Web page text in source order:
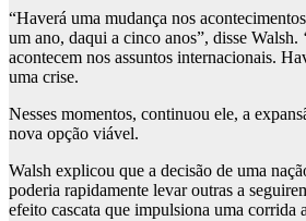
“Haverá uma mudança nos
um ano, daqui a cinco anos”, disse Walsh.
acontecem nos assuntos internacionais.
uma crise.
Nesses momentos, continuou ele, a
nova opção viável.
Walsh explicou que a decisão de uma
poderia rapidamente levar outras a
efeito cascata que impulsiona uma corrida